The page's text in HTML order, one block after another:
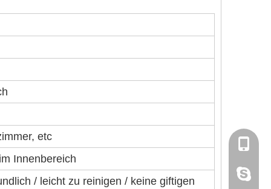
etc
Innenbereich
/ leicht zu reinigen / keine giftigen
+86-